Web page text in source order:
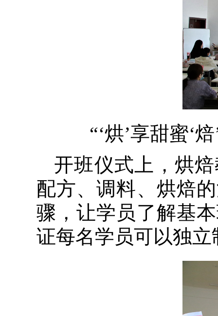
“‘烘’享甜蜜‘
开班仪式上，烘
配方、调料、烘焙
骤，让学员了解基
证每名学员可以独